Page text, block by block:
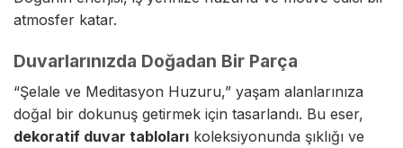
atmosfer katar.
Duvarlarınızda Doğadan Bir Parça
“Şelale ve Meditasyon Huzuru,” yaşam alanlarınıza
doğal bir dokunuş getirmek için tasarlandı. Bu eser,
dekoratif duvar tabloları koleksiyonunda şıklığı ve